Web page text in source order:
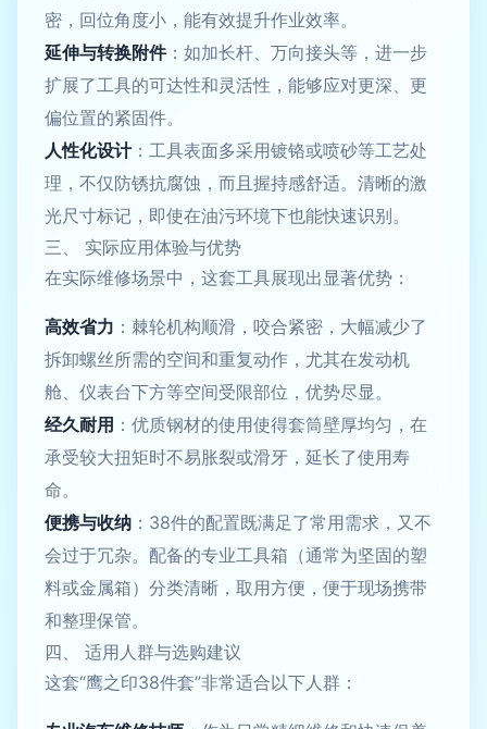
密，回位角度小，能有效提升作业效率。
延伸与转换附件：如加长杆、万向接头等，进一步
扩展了工具的可达性和灵活性，能够应对更深、更
偏位置的紧固件。
人性化设计：工具表面多采用镀铬或喷砂等工艺处
理，不仅防锈抗腐蚀，而且握持感舒适。清晰的激
光尺寸标记，即使在油污环境下也能快速识别。
三、 实际应用体验与优势
在实际维修场景中，这套工具展现出显著优势：
高效省力 ：棘轮机构顺滑，咬合紧密，大幅减少了
拆卸螺丝所需的空间和重复动作，尤其在发动机
舱、仪表台下方等空间受限部位，优势尽显。
经久耐用 ：优质钢材的使用使得套筒壁厚均匀，在
承受较大扭矩时不易胀裂或滑牙，延长了使用寿
命。
便携与收纳 ：38件的配置既满足了常用需求，又不
会过于冗杂。配备的专业工具箱（通常为坚固的塑
料或金属箱）分类清晰，取用方便，便于现场携带
和整理保管。
四、 适用人群与选购建议
这套“鹰之印38件套”非常适合以下人群：